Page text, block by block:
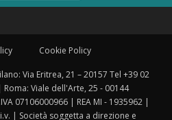
Cookie Policy
Via Eritrea, 21 – 20157 Tel +39 02
Viale dell'Arte, 25 - 00144
07106000966 | REA MI - 1935962 |
| Società soggetta a direzione e